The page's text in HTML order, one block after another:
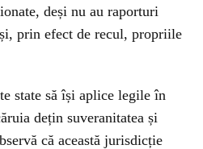
deși nu au raporturi
prin efect de recul, propriile
state să își aplice legile în
dețin suveranitatea și
că această jurisdicție